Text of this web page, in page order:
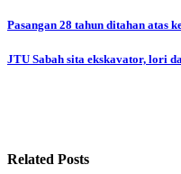
Post
navigation
Pasangan 28 tahun ditahan atas
JTU Sabah sita ekskavator, lori
Related Posts